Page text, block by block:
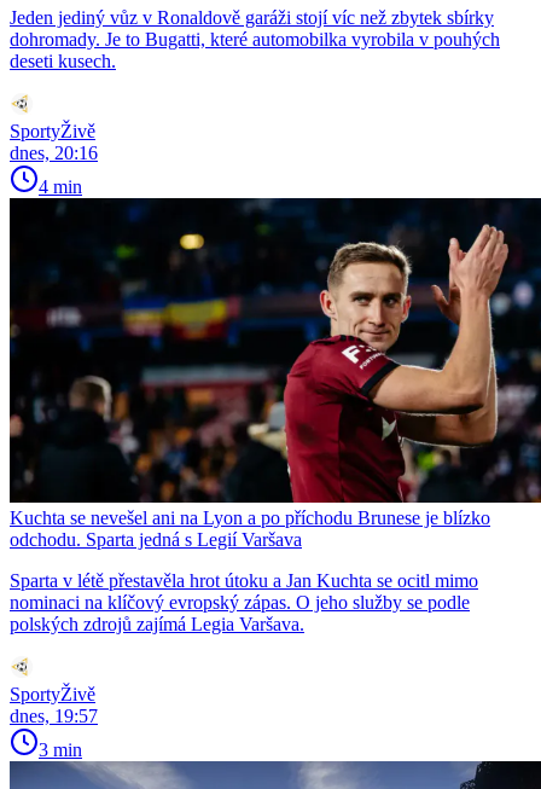
Jeden jediný vůz v Ronaldově garáži stojí víc než zbytek sbírky
dohromady. Je to Bugatti, které automobilka vyrobila v pouhých
deseti kusech.
SportyŽivě
dnes, 20:16
4 min
Kuchta se nevešel ani na Lyon a po příchodu Brunese je blízko
odchodu. Sparta jedná s Legií Varšava
Sparta v létě přestavěla hrot útoku a Jan Kuchta se ocitl mimo
nominaci na klíčový evropský zápas. O jeho služby se podle
polských zdrojů zajímá Legia Varšava.
SportyŽivě
dnes, 19:57
3 min